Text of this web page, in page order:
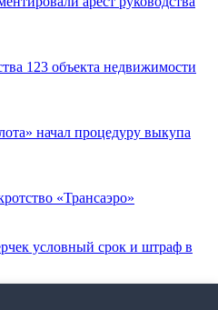
123 объекта недвижимости
начал процедуру выкупа
«Трансаэро»
условный срок и штраф в